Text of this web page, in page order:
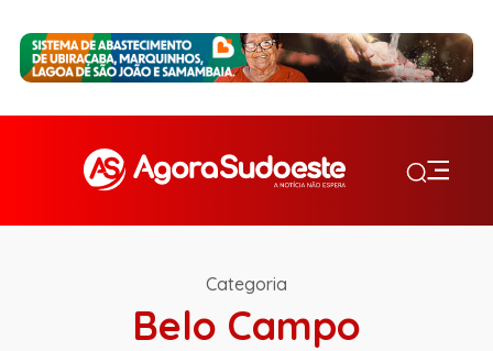
Categoria
Belo Campo